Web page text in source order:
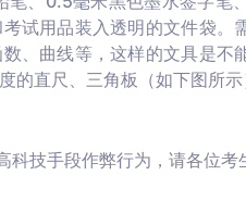
试用品装入透明的文件袋。
、曲线等，这样的文具是不
直尺、三角板（如下图所示
科技手段作弊行为，请各位